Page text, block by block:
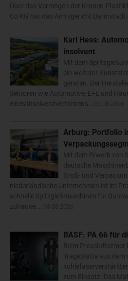
Über das Vermögen der Kronen-
Co KG hat das Amtsgericht Darmstadt
Karl Hess:
insolvent
Mit dem
ein weiterer
geraten. Der
Sektoren wie Automotive, E+E und
eines Insolvenzverfahrens…
Arburg: Portfolio
Mit dem Erwerb von
deutsche
Groß- und
niederländische Unternehmen ist im
schnelle Spitzgießmaschinen für
zuhause.…
BASF: PA 66 für
Beim Pressluftatmer
Trageplatte aus dem
zum Einsatz. Das